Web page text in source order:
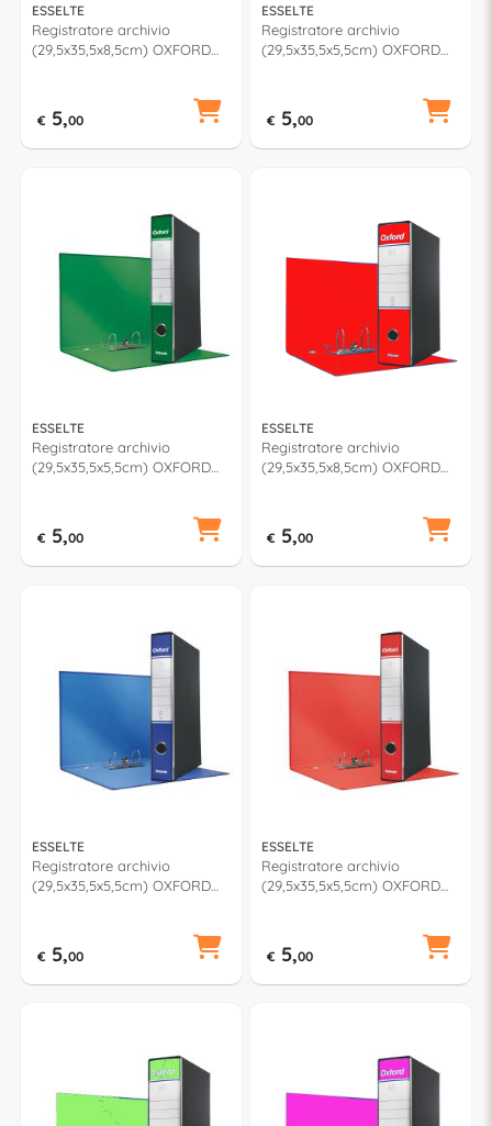
ESSELTE
Registratore archivio
(29,5x35,5x8,5cm) OXFORD
€ 5,00
ESSELTE
Registratore archivio
(29,5x35,5x5,5cm) OXFORD
€ 5,00
ESSELTE
Registratore archivio
(29,5x35,5x5,5cm) OXFORD
€ 5,00
ESSELTE
Registratore archivio
(29,5x35,5x8,5cm) OXFORD
€ 5,00
ESSELTE
Registratore archivio
(29,5x35,5x5,5cm) OXFORD
€ 5,00
ESSELTE
Registratore archivio
(29,5x35,5x5,5cm) OXFORD
€ 5,00